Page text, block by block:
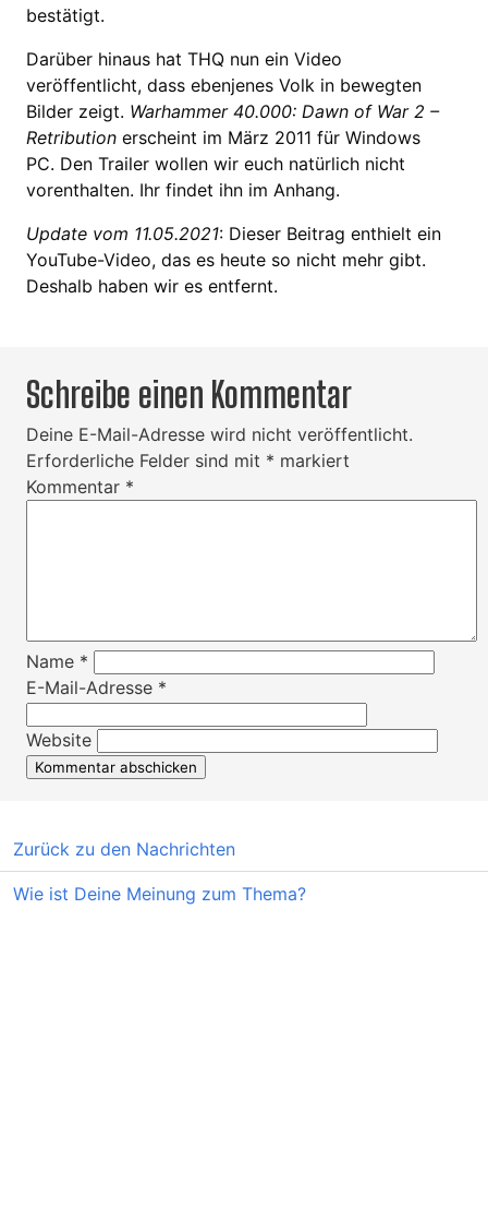
bestätigt.
Darüber hinaus hat THQ nun ein Video
veröffentlicht, dass ebenjenes Volk in bewegten
Bilder zeigt. Warhammer 40.000: Dawn of War 2 –
Retribution erscheint im März 2011 für Windows
PC. Den Trailer wollen wir euch natürlich nicht
vorenthalten. Ihr findet ihn im Anhang.
Update vom 11.05.2021: Dieser Beitrag enthielt ein
YouTube-Video, das es heute so nicht mehr gibt.
Deshalb haben wir es entfernt.
Schreibe einen Kommentar
Deine E-Mail-Adresse wird nicht veröffentlicht.
Erforderliche Felder sind mit * markiert
Kommentar *
Name *
E-Mail-Adresse *
Website
Zurück zu den Nachrichten
Wie ist Deine Meinung zum Thema?